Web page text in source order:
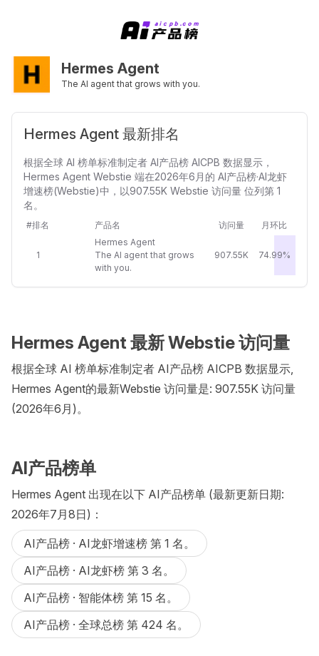
Hermes Agent
The AI agent that grows with you.
Hermes Agent 最新排名
根据全球 AI 榜单标准制定者 AI产品榜 AICPB 数据显示，
Hermes Agent Webstie 端在2026年6月的 AI产品榜·AI龙虾
增速榜(Webstie)中，以907.55K Webstie 访问量 位列第 1
名。
#排名 产品名 访问量 月环比
1
Hermes Agent
The AI agent that grows
with you.
907.55K 74.99%
Hermes Agent 最新 Webstie 访问量
根据全球 AI 榜单标准制定者 AI产品榜 AICPB 数据显示,
Hermes Agent的最新Webstie 访问量是: 907.55K 访问量
(2026年6月)。
AI产品榜单
Hermes Agent 出现在以下 AI产品榜单 (最新更新日期:
2026年7月8日)：
AI产品榜 · AI龙虾增速榜 第 1 名。
AI产品榜 · AI龙虾榜 第 3 名。
AI产品榜 · 智能体榜 第 15 名。
AI产品榜 · 全球总榜 第 424 名。